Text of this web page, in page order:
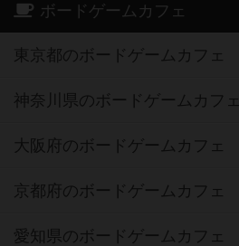
ボードゲームカフェ
東京都のボードゲームカフェ
神奈川県のボードゲームカフェ
大阪府のボードゲームカフェ
京都府のボードゲームカフェ
愛知県のボードゲームカフェ